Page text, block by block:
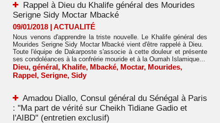
Rappel à Dieu du Khalife général des Mourides
Serigne Sidy Moctar Mbacké
09/01/2018 | ACTUALITÉ
Nous venons d'apprendre la triste nouvelle. Le Khalife général des
Mourides Serigne Sidy Moctar Mbacké vient d'être rappelé à Dieu.
Toute l'équipe de Dakarposte s'associe à cette douleur et présente
ses condoléances à la confrérie mouride et à la Oumah Islamique...
Dieu, général, Khalife, Mbacké, Moctar, Mourides,
Rappel, Serigne, Sidy
Amadou Diallo, Consul général du Sénégal à Paris
: "Ma part de vérité sur Cheikh Tidiane Gadio et
l'AIBD" (entretien exclusif)